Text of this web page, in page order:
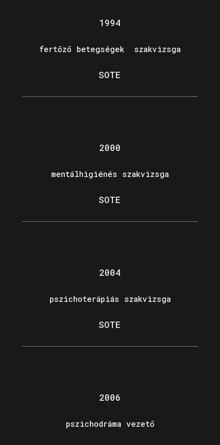
1994
fertőző betegségek szakvizsga
SOTE
2000
mentálhigiénés szakvizsga
SOTE
2004
pszichoterápiás szakvizsga
SOTE
2006
pszichodráma vezető